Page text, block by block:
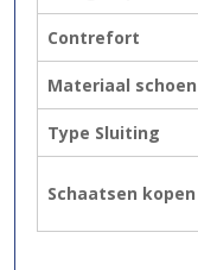
Contrefort
Materiaal schoen
Type Sluiting
Schaatsen kopen